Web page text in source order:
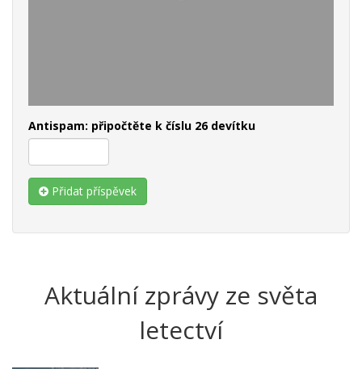
Antispam: připočtěte k číslu 26 devítku
Přidat příspěvek
Aktuální zprávy ze světa
letectví